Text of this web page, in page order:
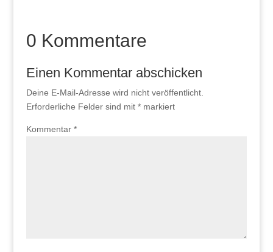
0 Kommentare
Einen Kommentar abschicken
Deine E-Mail-Adresse wird nicht veröffentlicht.
Erforderliche Felder sind mit *markiert
Kommentar *